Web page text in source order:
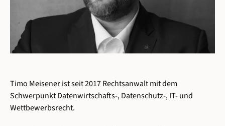
Timo Meisener ist seit 2017 Rechtsanwalt mit dem
Schwerpunkt Datenwirtschafts-, Datenschutz-, IT- und
Wettbewerbsrecht.